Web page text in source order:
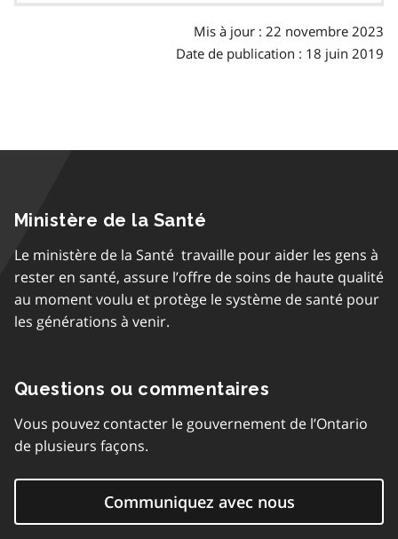
Mis à jour : 22 novembre 2023
Date de publication : 18 juin 2019
Ministère de la Santé
Le ministère de la Santé travaille pour aider les gens à
rester en santé, assure l’offre de soins de haute qualité
au moment voulu et protège le système de santé pour
les générations à venir.
Questions ou commentaires
Vous pouvez contacter le gouvernement de l’Ontario
de plusieurs façons.
Communiquez avec nous